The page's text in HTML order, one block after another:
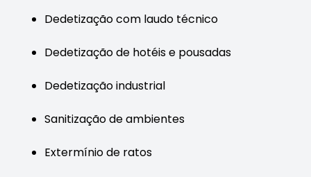
Dedetização com laudo técnico
Dedetização de hotéis e pousadas
Dedetização industrial
Sanitização de ambientes
Extermínio de ratos